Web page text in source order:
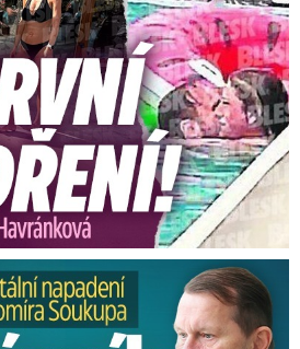
Právník Agáty promluvil